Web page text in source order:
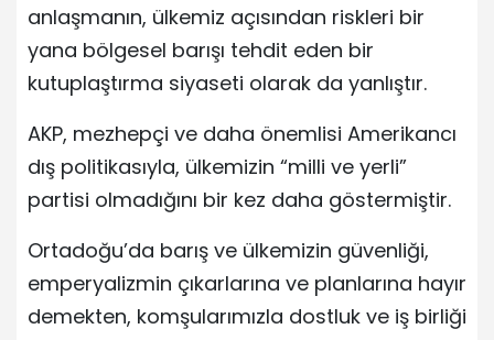
anlaşmanın, ülkemiz açısından riskleri bir
yana bölgesel barışı tehdit eden bir
kutuplaştırma siyaseti olarak da yanlıştır.
AKP, mezhepçi ve daha önemlisi Amerikancı
dış politikasıyla, ülkemizin “milli ve yerli”
partisi olmadığını bir kez daha göstermiştir.
Ortadoğu’da barış ve ülkemizin güvenliği,
emperyalizmin çıkarlarına ve planlarına hayır
demekten, komşularımızla dostluk ve iş birliği